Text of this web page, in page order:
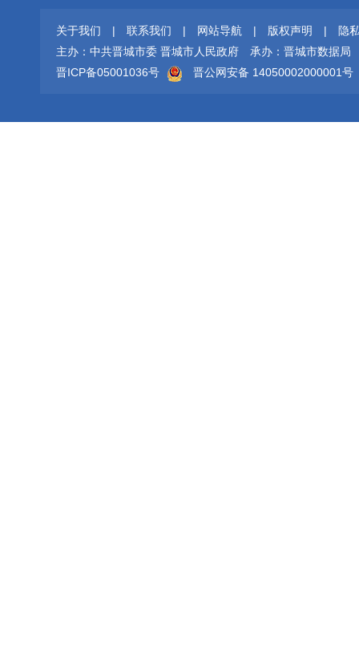
关于我们 | 联系我们 | 网站导航 | 版权声明 |
隐
主办：中共晋城市委 晋城市人民政府
承办：晋城市数据局
晋ICP备05001036号
晋公网安备 14050002000001号